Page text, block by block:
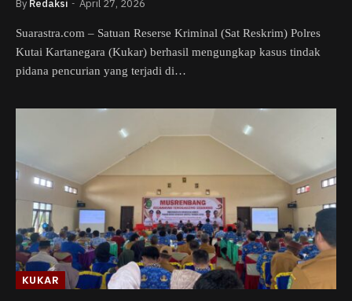
By Redaksi April 27, 2026
Suarastra.com – Satuan Reserse Kriminal (Sat Reskrim) Polres
Kutai Kartanegara (Kukar) berhasil mengungkap kasus tindak
pidana pencurian yang terjadi di…
KUKAR